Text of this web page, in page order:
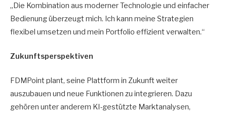
„Die Kombination aus moderner Technologie und einfacher
Bedienung überzeugt mich. Ich kann meine Strategien
flexibel umsetzen und mein Portfolio effizient verwalten.“
Zukunftsperspektiven
FDMPoint plant, seine Plattform in Zukunft weiter
auszubauen und neue Funktionen zu integrieren. Dazu
gehören unter anderem KI-gestützte Marktanalysen,